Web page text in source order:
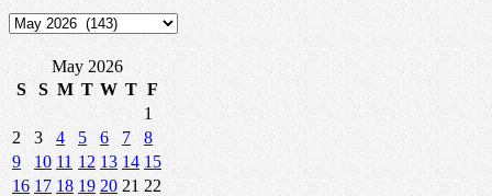
আর্কাইভ
May 2026
S
S M T W T F
1
2
3 4 5 6 7
8
9
10 11 12 13 14 15
16 17 18 19 20 21 22